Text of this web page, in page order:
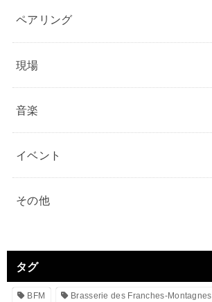
ペアリング
現場
音楽
イベント
その他
タグ
BFM Brasserie des Franches-Montagnes